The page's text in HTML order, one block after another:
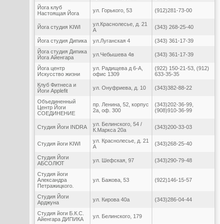
Йога клуб
Настоящая Йога
ул. Горького, 53 (912)281-73-00
Йога студия KIWI
ул.Краснолесье, д. 21
А
(343) 268-25-40
Йога студия Дипика ул.Луганская 4
(343) 361-17-39
Йога студия Дипика
Йога Айенгара
ул.Чебышева 4в (343) 361-17-39
Йога центр
Искусство жизни
ул. Радищева д 6-А,
офис 1309
(922) 150-21-53, (912)
633-35-35
Клуб Фитнеса и
Йоги Applefit
ул. Онуфриева, д. 10 (343)382-88-22
Объединенный
Центр Йоги
СОЕДИНЕНИЕ
пр. Ленина, 52, корпус
2а, оф. 300
(343)202-36-99,
(908)910-36-99
Студия Йоги INDRA
ул. Белинского, 54 /
К.Маркса 20а
(343)200-33-03
Студия йоги KIWI
ул. Краснолесье, д. 21
А
(343)268-25-40
Студия Йоги
АБСОЛЮТ
ул. Шефская, 97 (343)290-79-48
Студия йоги
Александра
Петражицкого.
ул. Бажова, 53 (922)146-15-57
Студия Йоги
Арджуна
ул. Кирова 40а (343)286-04-44
Студия йоги Б.К.С.
Айенгара ДИПИКА
ул. Белинского, 179